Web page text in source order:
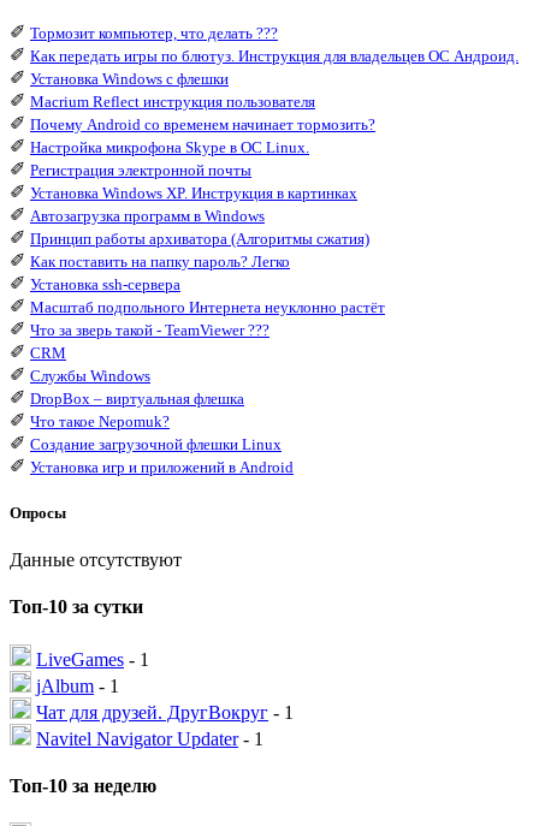
✐ Тормозит компьютер, что делать ???
✐ Как передать игры по блютуз. Инструкция для владельцев ОС Андроид.
✐ Установка Windows с флешки
✐ Macrium Reflect инструкция пользователя
✐ Почему Android со временем начинает тормозить?
✐ Настройка микрофона Skype в ОС Linux.
✐ Регистрация электронной почты
✐ Установка Windows XP. Инструкция в картинках
✐ Автозагрузка программ в Windows
✐ Принцип работы архиватора (Алгоритмы сжатия)
✐ Как поставить на папку пароль? Легко
✐ Установка ssh-сервера
✐ Масштаб подпольного Интернета неуклонно растёт
✐ Что за зверь такой - TeamViewer ???
✐ CRM
✐ Службы Windows
✐ DropBox – виртуальная флешка
✐ Что такое Nepomuk?
✐ Создание загрузочной флешки Linux
✐ Установка игр и приложений в Android
Опросы
Данные отсутствуют
Топ-10 за сутки
LiveGames - 1
jAlbum - 1
Чат для друзей. ДругВокруг - 1
Navitel Navigator Updater- 1
Топ-10 за неделю